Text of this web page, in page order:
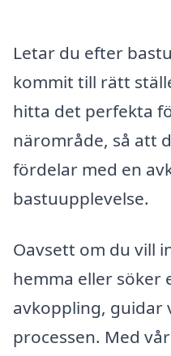
Letar du efter
kommit till rätt
hitta det perfekta
närområde, så att
fördelar med en
bastuupplevelse.
Oavsett om du vill
hemma eller söker
avkoppling, guidar
processen. Med